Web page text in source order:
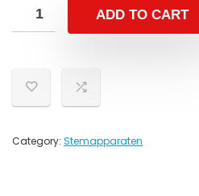
ADD TO CART
Category: Stemapparaten